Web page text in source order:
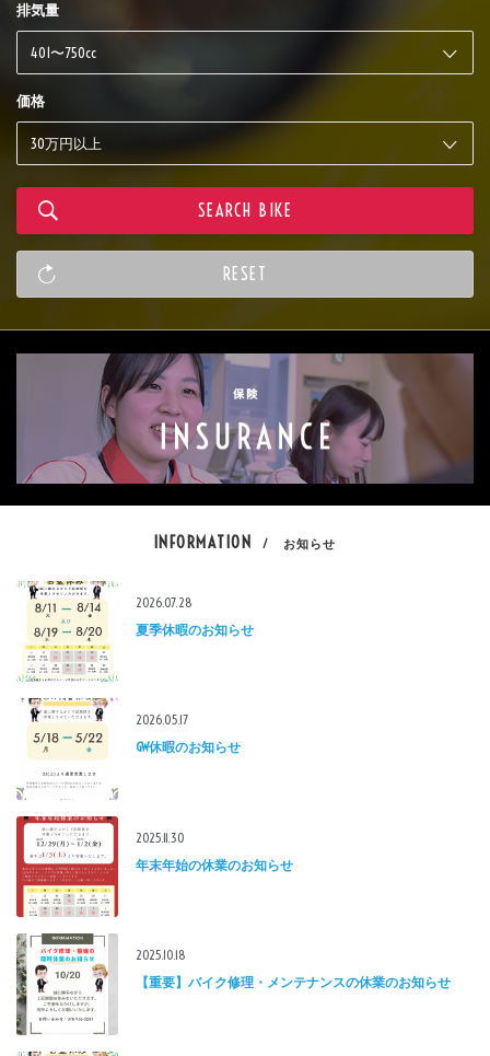
排気量
価格
INFORMATION / お知らせ
2026.07.28
夏季休暇のお知らせ
2026.05.17
GW休暇のお知らせ
2025.11.30
年末年始の休業のお知らせ
2025.10.18
【重要】バイク修理・メンテナンスの休業のお知らせ